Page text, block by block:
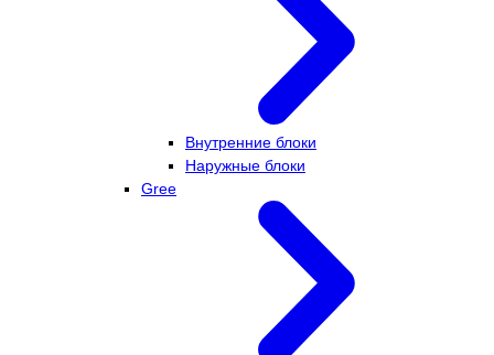
Внутренние блоки
Наружные блоки
Gree